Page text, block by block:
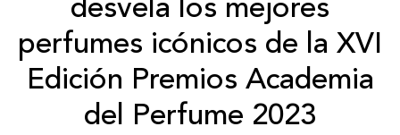
desvela los mejores
perfumes icónicos de la XVI
Edición Premios Academia
del Perfume 2023